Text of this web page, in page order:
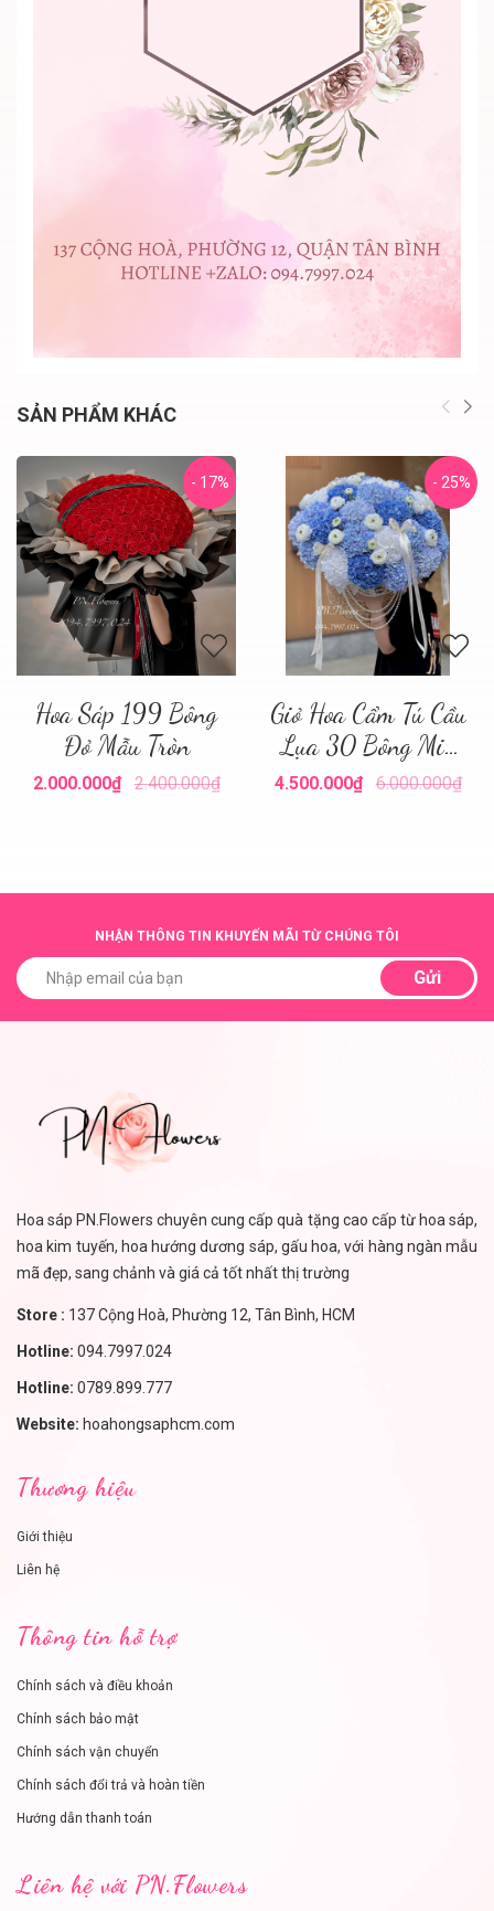
SẢN PHẨM KHÁC
- 17%
Hoa Sáp 199 Bông
Đỏ Mẫu Tròn
2.000.000₫ 2.400.000₫
- 25%
Giỏ Hoa Cẩm Tú Cầu
Lụa 30 Bông Mix
Tone Xanh
4.500.000₫ 6.000.000₫
NHẬN THÔNG TIN KHUYẾN MÃI TỪ CHÚNG TÔI
Gửi
Hoa sáp PN.Flowers chuyên cung cấp quà tặng cao cấp từ hoa sáp,
hoa kim tuyến, hoa hướng dương sáp, gấu hoa, với hàng ngàn mẫu
mã đẹp, sang chảnh và giá cả tốt nhất thị trường
Store : 137 Cộng Hoà, Phường 12, Tân Bình, HCM
Hotline: 094.7997.024
Hotline: 0789.899.777
Website: hoahongsaphcm.com
Thương hiệu
Giới thiệu
Liên hệ
Thông tin hỗ trợ
Chính sách và điều khoản
Chính sách bảo mật
Chính sách vận chuyển
Chính sách đổi trả và hoàn tiền
Hướng dẫn thanh toán
Liên hệ với PN.Flowers